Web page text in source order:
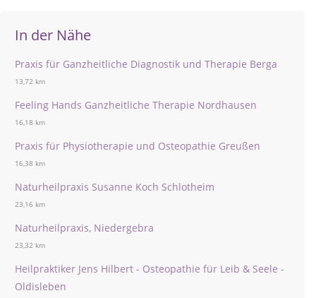
In der Nähe
Praxis für Ganzheitliche Diagnostik und Therapie Berga
13,72 km
Feeling Hands Ganzheitliche Therapie Nordhausen
16,18 km
Praxis für Physiotherapie und Osteopathie Greußen
16,38 km
Naturheilpraxis Susanne Koch Schlotheim
23,16 km
Naturheilpraxis, Niedergebra
23,32 km
Heilpraktiker Jens Hilbert - Osteopathie für Leib & Seele -
Oldisleben